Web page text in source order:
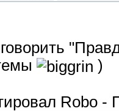
)
Robo -